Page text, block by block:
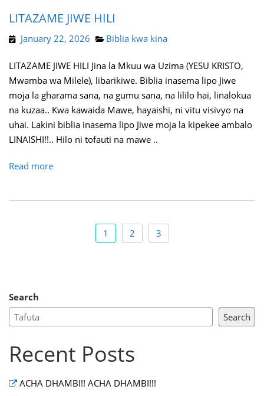
LITAZAME JIWE HILI
January 22, 2026 Biblia kwa kina
LITAZAME JIWE HILI Jina la Mkuu wa Uzima (YESU KRISTO,
Mwamba wa Milele), libarikiwe. Biblia inasema lipo Jiwe
moja la gharama sana, na gumu sana, na lililo hai, linalokua
na kuzaa.. Kwa kawaida Mawe, hayaishi, ni vitu visivyo na
uhai. Lakini biblia inasema lipo Jiwe moja la kipekee ambalo
LINAISHI!!.. Hilo ni tofauti na mawe ..
Read more
1 2 3
Search
Search
Recent Posts
ACHA DHAMBI!! ACHA DHAMBI!!!